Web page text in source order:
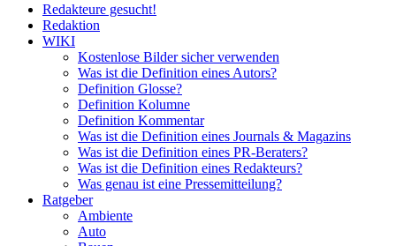
Redakteure gesucht!
Redaktion
WIKI
Kostenlose Bilder sicher verwenden
Was ist die Definition eines Autors?
Definition Glosse?
Definition Kolumne
Definition Kommentar
Was ist die Definition eines Journals & Magazins
Was ist die Definition eines PR-Beraters?
Was ist die Definition eines Redakteurs?
Was genau ist eine Pressemitteilung?
Ratgeber
Ambiente
Auto